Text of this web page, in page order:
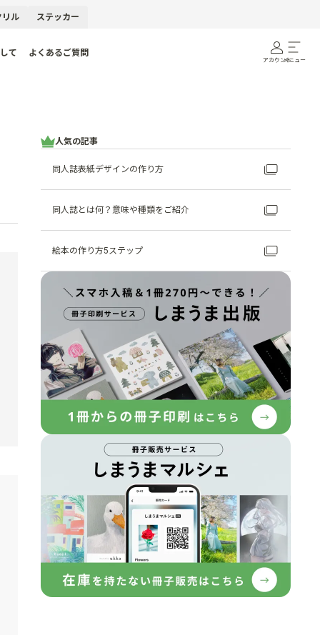
リル ステッカー
て よくあるご質問
アカウントメニュー
人気の記事
同人誌表紙デザインの作り方
同人誌とは何？意味や種類をご紹介
絵本の作り方5ステップ